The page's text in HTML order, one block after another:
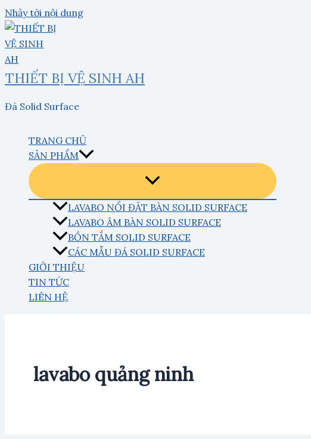
Nhảy tới nội dung
THIẾT BỊ VỆ SINH AH
Đá Solid Surface
TRANG CHỦ
SẢN PHẨM
LAVABO NỔI ĐẶT BÀN SOLID SURFACE
LAVABO ÂM BÀN SOLID SURFACE
BỒN TẮM SOLID SURFACE
CÁC MẪU ĐÁ SOLID SURFACE
GIỚI THIỆU
TIN TỨC
LIÊN HỆ
lavabo quảng ninh